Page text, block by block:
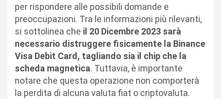
per rispondere alle possibili domande e
preoccupazioni. Tra le informazioni più rilevanti,
si sottolinea che il 20 Dicembre 2023 sarà
necessario distruggere fisicamente la Binance
Visa Debit Card, tagliando sia il chip che la
scheda magnetica. Tuttavia, è importante
notare che questa operazione non comporterà
la perdita di alcuna valuta fiat o criptovaluta.